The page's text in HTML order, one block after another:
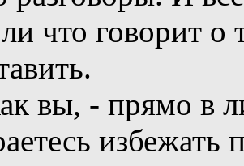
что говорит о
вы, - прямо в
избежать